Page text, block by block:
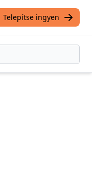
Telepítse ingyen